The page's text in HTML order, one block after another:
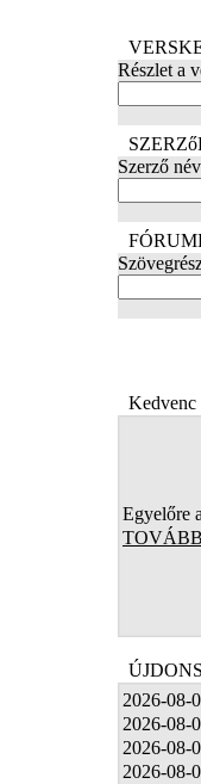
Részlet a
Szerző
Kedvenc
Egyelőre
TOVÁBB
2026-08-
2026-08-
2026-08-
2026-08-